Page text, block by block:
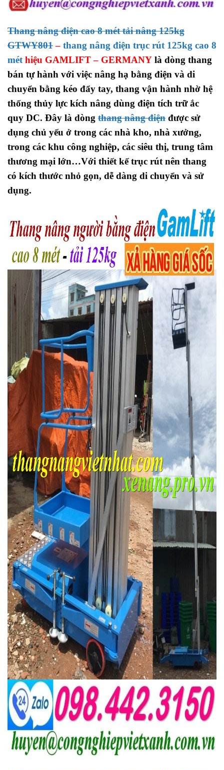
Thang nâng điện cao 8 mét tải nâng 125kg
GTWY801 – thang nâng điện trục rút 125kg cao 8
mét hiệu GAMLIFT – GERMANY là dòng thang
bán tự hành với việc nâng hạ bằng điện và di
chuyển bằng kéo đẩy tay, thang vận hành nhờ hệ
thống thủy lực kích nâng dùng điện tích trữ ắc
quy DC. Đây là dòng thang nâng điện được sử
dụng chủ yếu ở trong các nhà kho, nhà xưởng,
trong các khu công nghiệp, các siêu thị, trung tâm
thương mại lớn…Với thiết kế trục rút nên thang
có kích thước nhỏ gọn, dễ dàng di chuyển và sử
dụng.